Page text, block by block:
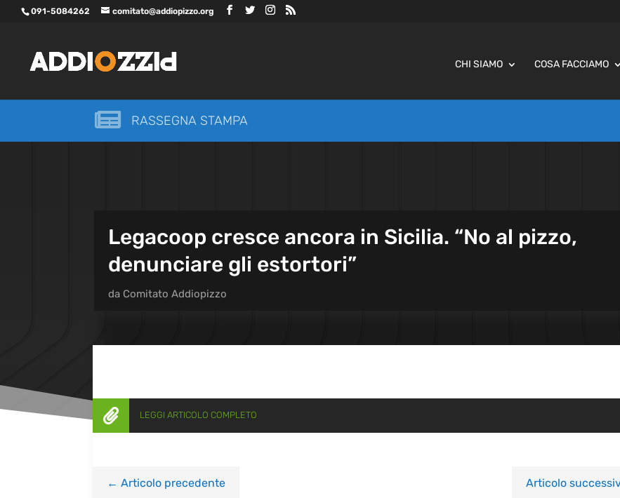
091-5084262 comitato@addiopizzo.org
CHI SIAMO COSA FACCIAMO
 RASSEGNA STAMPA
Legacoop cresce ancora in Sicilia. “No al pizzo,
denunciare gli estortori”
da Comitato Addiopizzo
 LEGGI ARTICOLO COMPLETO
← Articolo precedente Articolo